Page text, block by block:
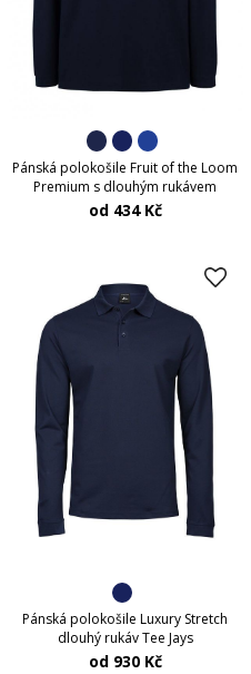
Pánská polokošile Fruit of the Loom
Premium s dlouhým rukávem
od 434 Kč
Pánská polokošile Luxury Stretch
dlouhý rukáv Tee Jays
od 930 Kč